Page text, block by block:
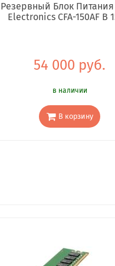
Резервный Блок
Electronics CFA-150AF B
54 000 руб.
в наличии
В корзину